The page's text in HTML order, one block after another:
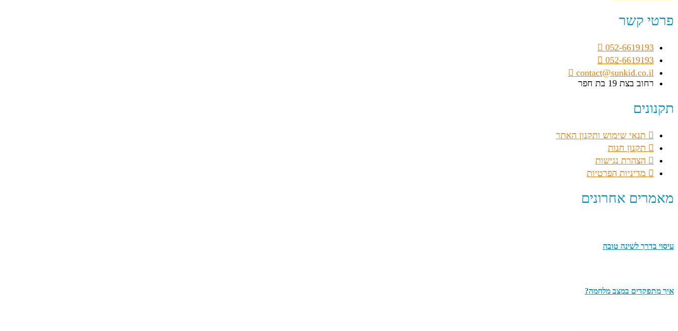
פרטי קשר
052-6619193
052-6619193
contact@sunkid.co.il
רחוב בצת 19 בת חפר
תקנונים
תנאי שימוש ותקנון האתר
תקנון חנות
הצהרת נגישות
מדיניות הפרטיות
מאמרים אחרונים
עיסוי בדרך לשינה טובה
איך מתפקדים במצב מלחמה?